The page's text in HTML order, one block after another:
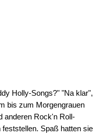
Holly-Songs?" "Na klar",
bis zum Morgengrauen
anderen Rock'n Roll-
Spaß hatten sie